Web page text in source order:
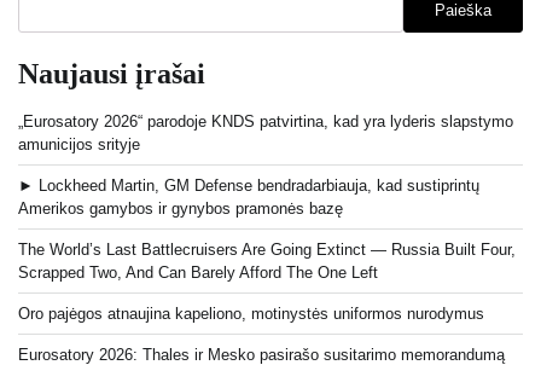
Paieška
Naujausi įrašai
„Eurosatory 2026“ parodoje KNDS patvirtina, kad yra lyderis slapstymo
amunicijos srityje
► Lockheed Martin, GM Defense bendradarbiauja, kad sustiprintų
Amerikos gamybos ir gynybos pramonės bazę
The World’s Last Battlecruisers Are Going Extinct — Russia Built Four,
Scrapped Two, And Can Barely Afford The One Left
Oro pajėgos atnaujina kapeliono, motinystės uniformos nurodymus
Eurosatory 2026: Thales ir Mesko pasirašo susitarimo memorandumą